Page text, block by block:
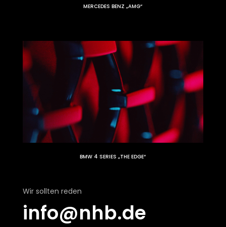
MERCEDES BENZ „AMG“
BMW 4 SERIES „THE EDGE“
Wir sollten reden
info@nhb.de